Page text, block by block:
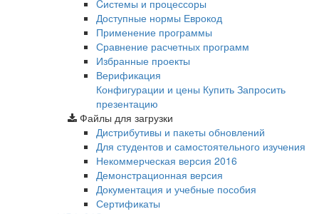
Cистемы и процессоры
Доступные нормы Еврокод
Применение программы
Сравнение расчетных программ
Избранные проекты
Верификация
Конфигурации и цены Купить Запросить
презентацию
Файлы для загрузки
Дистрибутивы и пакеты обновлений
Для студентов и самостоятельного изучения
Некоммерческая версия 2016
Демонстрационная версия
Документация и учебные пособия
Сертификаты